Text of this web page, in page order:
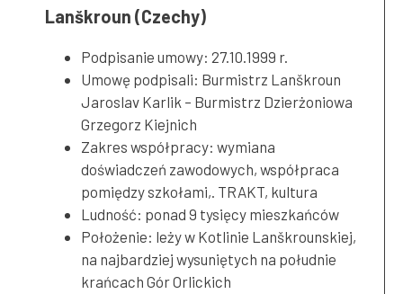
Lanškroun (Czechy)
Podpisanie umowy: 27.10.1999 r.
Umowę podpisali: Burmistrz Lanškroun
Jaroslav Karlik – Burmistrz Dzierżoniowa
Grzegorz Kiejnich
Zakres współpracy: wymiana
doświadczeń zawodowych, współpraca
pomiędzy szkołami,. TRAKT, kultura
Ludność: ponad 9 tysięcy mieszkańców
Położenie: leży w Kotlinie Lanškrounskiej,
na najbardziej wysuniętych na południe
krańcach Gór Orlickich